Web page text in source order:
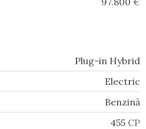
Plug-in Hybrid
Electric
Benzină
455 CP